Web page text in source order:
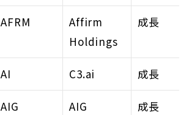
AFRM
Affirm
Holdings
成長
AI C3.ai 成長
AIG AIG 成長